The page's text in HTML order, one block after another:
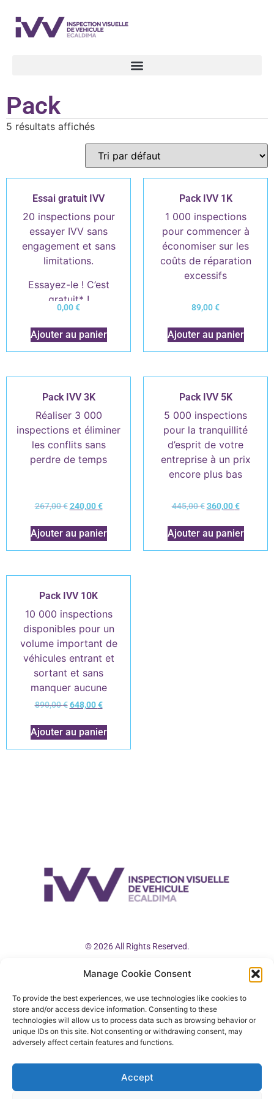
Manage Cookie Consent
To provide the best experiences, we use technologies like cookies to
store and/or access device information. Consenting to these
technologies will allow us to process data such as browsing behavior or
unique IDs on this site. Not consenting or withdrawing consent, may
adversely affect certain features and functions.
Accept
Pack
5 résultats affichés
Essai gratuit IVV
20 inspections pour
essayer IVV sans
engagement et sans
limitations.
Essayez-le ! C’est
gratuit* !
0,00€
Ajouter au panier
Pack IVV 1K
1 000 inspections
pour commencer à
économiser sur les
coûts de réparation
excessifs
89,00€
Ajouter au panier
Pack IVV 3K
Réaliser 3 000
inspections et éliminer
les conflits sans
perdre de temps
267,00€ 240,00€
Ajouter au panier
Pack IVV 5K
5 000 inspections
pour la tranquillité
d’esprit de votre
entreprise à un prix
encore plus bas
445,00€ 360,00€
Ajouter au panier
Pack IVV 10K
10 000 inspections
disponibles pour un
volume important de
véhicules entrant et
sortant et sans
manquer aucune
inspection
890,00€ 648,00€
Ajouter au panier
© 2026 All Rights Reserved.
ivv@ivv.autos
(+33) 04 88 82 81 57 (Francia)
(+34) 91 104 23 19 (España)